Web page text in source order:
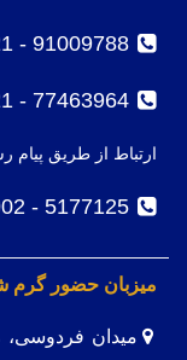
91009788 - 021
77463964 - 021
ارتباط از طریق پیام
5177125 - 0902
میزبان حضور گرم